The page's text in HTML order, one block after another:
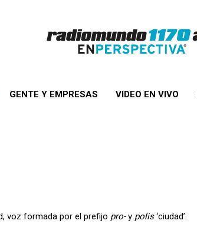
GENTE Y EMPRESAS VIDEO EN VIVO
voz formada por el prefijo pro-y polis‘ciudad’.